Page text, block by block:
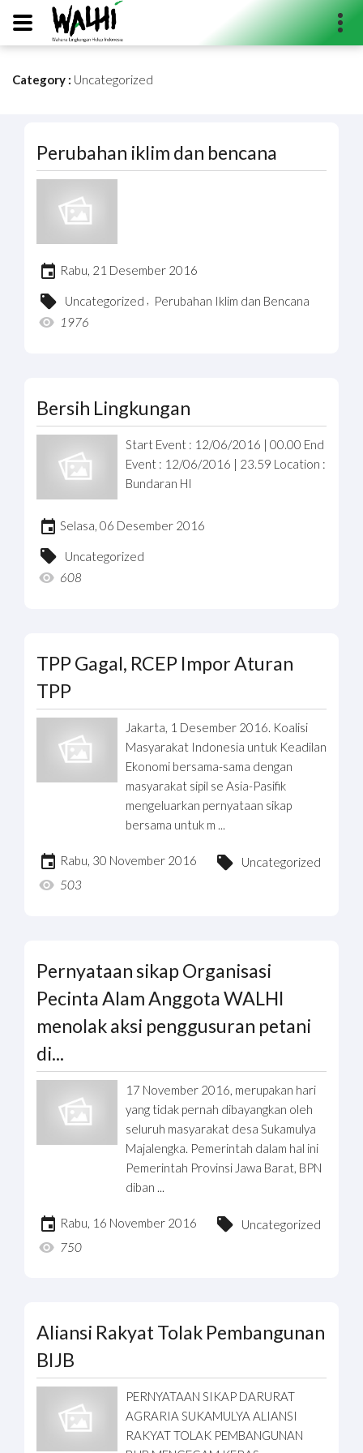
Category : Uncategorized
Perubahan iklim dan bencana
Rabu, 21 Desember 2016
Uncategorized , Perubahan Iklim dan Bencana
1976
Bersih Lingkungan
Start Event : 12/06/2016 | 00.00 End
Event : 12/06/2016 | 23.59 Location :
Bundaran HI
Selasa, 06 Desember 2016
Uncategorized
608
TPP Gagal, RCEP Impor Aturan
TPP
Jakarta, 1 Desember 2016. Koalisi
Masyarakat Indonesia untuk Keadilan
Ekonomi bersama-sama dengan
masyarakat sipil se Asia-Pasifik
mengeluarkan pernyataan sikap
bersama untuk m ...
Rabu, 30 November 2016
Uncategorized
503
Pernyataan sikap Organisasi
Pecinta Alam Anggota WALHI
menolak aksi penggusuran petani
di...
17 November 2016, merupakan hari
yang tidak pernah dibayangkan oleh
seluruh masyarakat desa Sukamulya
Majalengka. Pemerintah dalam hal ini
Pemerintah Provinsi Jawa Barat, BPN
diban ...
Rabu, 16 November 2016
Uncategorized
750
Aliansi Rakyat Tolak Pembangunan
BIJB
PERNYATAAN SIKAP DARURAT
AGRARIA SUKAMULYA ALIANSI
RAKYAT TOLAK PEMBANGUNAN